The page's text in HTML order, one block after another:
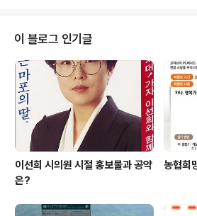
신뢰보다 미래가 더 중요하다는 논리입니다. 둘다 틀
고는 말할수 없을것 같습니다. 사실 지난 대선에서 이
대통령이 서울시장 시절과는 달리 갑자기 세종시 건
찬성한 것은 당선을 위해 정치적인 선택이었다는 것
구나 다 아는 것입니다. 하지만 아무리 정치적인 선택
다고 해도 시간을 끌더니 갑자기 딴말을 하..
이 블로그 인기글
이선희 시의원 시절 홍보물과 공약
은?
농협희